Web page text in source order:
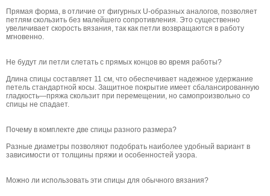
Прямая форма, в отличие от фигурных U-образных аналогов, позволяет
петлям скользить без малейшего сопротивления. Это существенно
увеличивает скорость вязания, так как петли возвращаются в работу
мгновенно.
Не будут ли петли слетать с прямых концов во время работы?
Длина спицы составляет 11 см, что обеспечивает надежное удержание
петель стандартной косы. Защитное покрытие имеет сбалансированную
гладкость—пряжа скользит при перемещении, но самопроизвольно со
спицы не спадает.
Почему в комплекте две спицы разного размера?
Разные диаметры позволяют подобрать наиболее удобный вариант в
зависимости от толщины пряжи и особенностей узора.
Можно ли использовать эти спицы для обычного вязания?